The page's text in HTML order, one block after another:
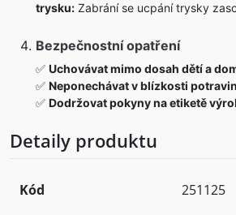
trysku: Zabrání se ucpání trysky
Bezpečnostní opatření
✅ Uchovávat mimo dosah dětí a
✅ Neponechávat v blízkosti
✅ Dodržovat pokyny na etiketě
Detaily produktu
Kód 251125